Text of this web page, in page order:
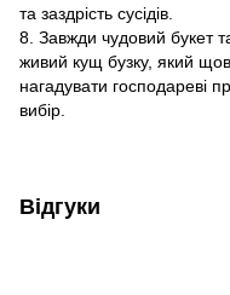
та заздрість сусідів.
8. Завжди чудовий букет
живий кущ бузку, який
нагадувати господареві
вибір.
Відгуки